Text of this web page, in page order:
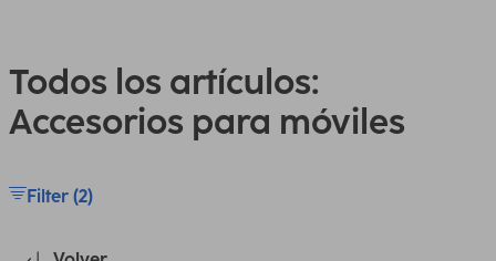
Todos los artículos:
Accesorios para móviles
Filter (2)